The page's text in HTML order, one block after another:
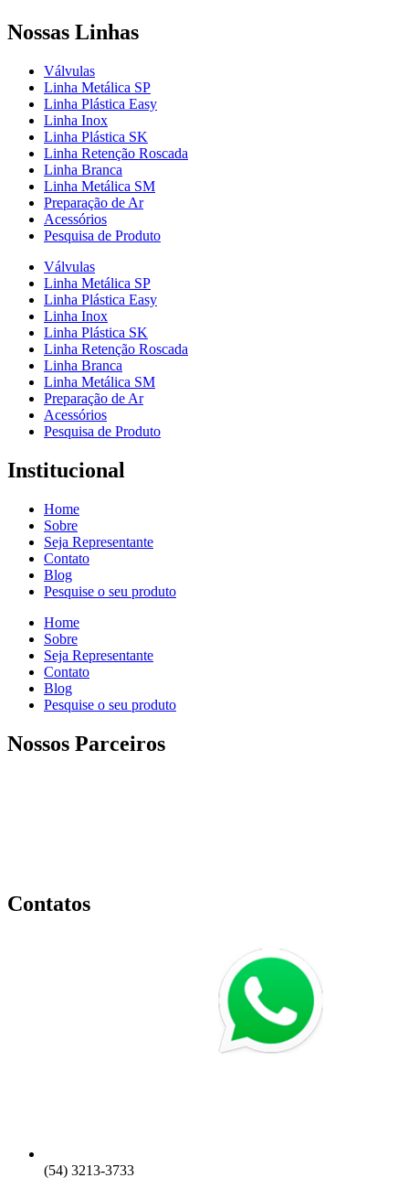
Nossas Linhas
Válvulas
Linha Metálica SP
Linha Plástica Easy
Linha Inox
Linha Plástica SK
Linha Retenção Roscada
Linha Branca
Linha Metálica SM
Preparação de Ar
Acessórios
Pesquisa de Produto
Válvulas
Linha Metálica SP
Linha Plástica Easy
Linha Inox
Linha Plástica SK
Linha Retenção Roscada
Linha Branca
Linha Metálica SM
Preparação de Ar
Acessórios
Pesquisa de Produto
Institucional
Home
Sobre
Seja Representante
Contato
Blog
Pesquise o seu produto
Home
Sobre
Seja Representante
Contato
Blog
Pesquise o seu produto
Nossos Parceiros
Contatos
(54) 3213-3733